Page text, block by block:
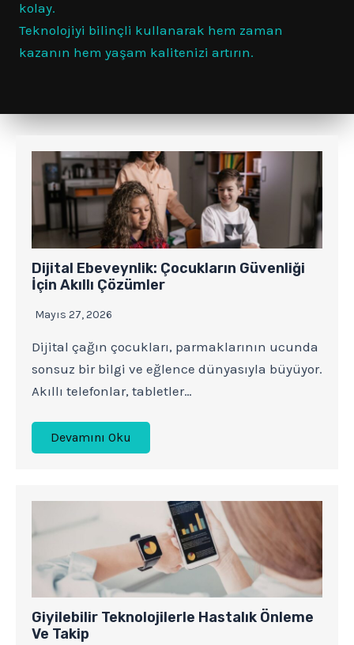
kolay.
Teknolojiyi bilinçli kullanarak hem zaman
kazanın hem yaşam kalitenizi artırın.
Dijital Ebeveynlik: Çocukların Güvenliği
İçin Akıllı Çözümler
Mayıs 27, 2026
Dijital çağın çocukları, parmaklarının ucunda
sonsuz bir bilgi ve eğlence dünyasıyla büyüyor.
Akıllı telefonlar, tabletler…
Devamını Oku
Giyilebilir Teknolojilerle Hastalık Önleme
Ve Takip